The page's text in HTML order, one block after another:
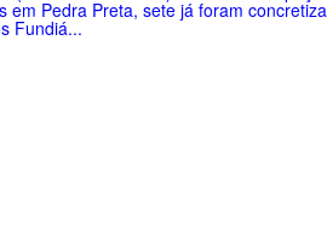
em Pedra Preta, sete já foram
Fundiá...